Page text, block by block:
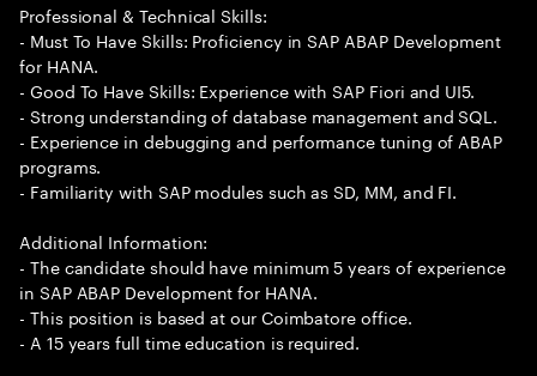
Professional & Technical Skills:
- Must To Have Skills: Proficiency in SAP ABAP Development
for HANA.
- Good To Have Skills: Experience with SAP Fiori and UI5.
- Strong understanding of database management and SQL.
- Experience in debugging and performance tuning of ABAP
programs.
- Familiarity with SAP modules such as SD, MM, and FI.
Additional Information:
- The candidate should have minimum 5 years of experience
in SAP ABAP Development for HANA.
- This position is based at our Coimbatore office.
- A 15 years full time education is required.